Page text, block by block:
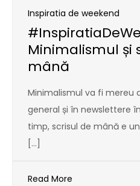
Inspiratia de weekend
Minimalismul și
mână
Minimalismul va fi mereu
general și în newslettere
timp, scrisul de mână e
[…]
Read More